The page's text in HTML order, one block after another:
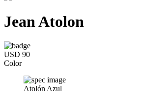
Jean Atolon
USD 90
Color
Atolón Azul